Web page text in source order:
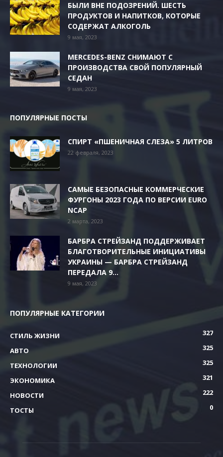
БЫЛИ ВНЕ ПОДОЗРЕНИЙ. ШЕСТЬ
ПРОДУКТОВ И НАПИТКОВ, КОТОРЫЕ
СОДЕРЖАТ АЛКОГОЛЬ
9 мая, 2023
MERCEDES-BENZ СНИМАЮТ С
ПРОИЗВОДСТВА СВОЙ ПОПУЛЯРНЫЙ
СЕДАН
9 мая, 2023
ПОПУЛЯРНЫЕ ПОСТЫ
СПИРТ «ПШЕНИЧНАЯ СЛЕЗА» 5 ЛИТРОВ
22 февраля, 2023
САМЫЕ БЕЗОПАСНЫЕ КОММЕРЧЕСКИЕ
ФУРГОНЫ 2023 ГОДА ПО ВЕРСИИ EURO
NCAP
2 марта, 2023
БАРБРА СТРЕЙЗАНД ПОДДЕРЖИВАЕТ
БЛАГОТВОРИТЕЛЬНЫЕ ИНИЦИАТИВЫ
УКРАИНЫ — БАРБРА СТРЕЙЗАНД
ПЕРЕДАЛА 9...
9 мая, 2023
ПОПУЛЯРНЫЕ КАТЕГОРИИ
СТИЛЬ ЖИЗНИ
327
АВТО
325
ТЕХНОЛОГИИ
325
ЭКОНОМИКА
321
НОВОСТИ
222
ТОСТЫ
0